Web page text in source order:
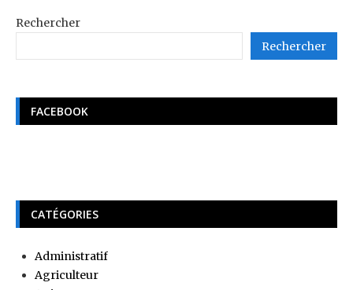
Rechercher
Rechercher
FACEBOOK
CATÉGORIES
Administratif
Agriculteur